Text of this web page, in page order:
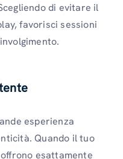
di evitare il
favorisci sessioni
esperienza
Quando il tuo
esattamente